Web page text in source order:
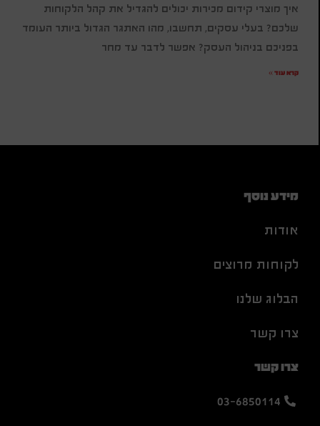
איך מוצרי קידום מכירות יכולים להגדיל את קהל הלקוחות
שלכם? בעלי עסקים, תחשבו, מהו האתגר הגדול ביותר העומד
בפניכם בניהול העסק? אפשר לדבר עד מחר
קרא עוד »
מידע נוסף
אודות
לקוחות מרוצים
הבלוג שלנו
צרו קשר
צרו קשר
03-6850114